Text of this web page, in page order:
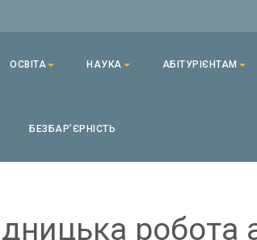
ОСВІТА НАУКА АБІТУРІЄНТАМ
БЕЗБАРʼЄРНІСТЬ
робота